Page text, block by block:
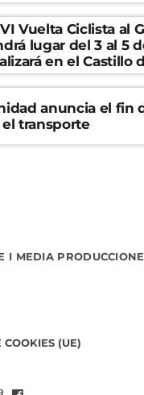
Vuelta Ciclista al
lugar del 3 al 5
en el Castillo
anuncia el fin
transporte
I MEDIA
COOKIES (UE)